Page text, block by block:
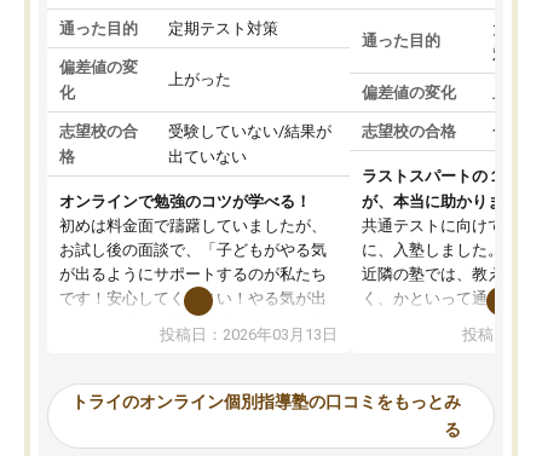
通った目的 定期テスト対策
偏差値の変
化
上がった
志望校の合
格
受験していない/結果が
出ていない
オンラインで勉強のコツが学べる！
初めは料金面で躊躇していましたが、
お試し後の面談で、「子どもがやる気
が出るようにサポートするのが私たち
です！安心してください！やる気が出
ないのは私たち講師の責任です」と言
ってくださり、確かに！と考えて、思
ったんですが、学生の先生から学ぶこ
み、徐々に成績が上がったらいいなと
投稿日：2026年03月13日
通った目的
大学
対策
偏差値の変化
志望校の合格 合格
ラストスパートの１か月
が、本当に助かりました
共通テストに向けての追
に、入塾しました。田舎
近隣の塾では、教えても
く、かといって通うには
可能なので本当に助か
らないところをピンポイ
頂いて、とてもわかり
していました。一生を
投稿日：
トライのオンライン個別指導塾の口コミをもっとみ
る